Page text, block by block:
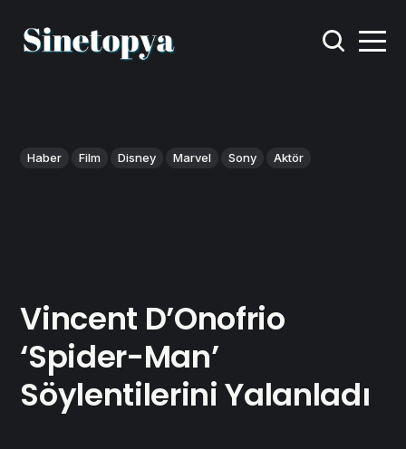
Haber Film Disney Marvel Sony Aktör
Vincent D’Onofrio
‘Spider-Man’
Söylentilerini Yalanladı